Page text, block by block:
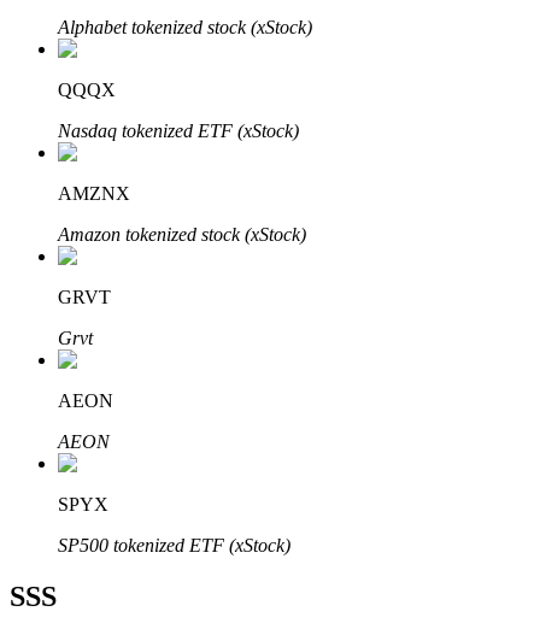
Stake Etmeyi Öğrenin
Pasif gelir kazanma hakkında bilgi edinin
Bitrue
AI
Bitrue Ortakları
Alphabet tokenized stock (xStock)
QQQX
Nasdaq tokenized ETF (xStock)
AMZNX
Amazon tokenized stock (xStock)
GRVT
Grvt
AEON
AEON
SPYX
SP500 tokenized ETF (xStock)
SSS